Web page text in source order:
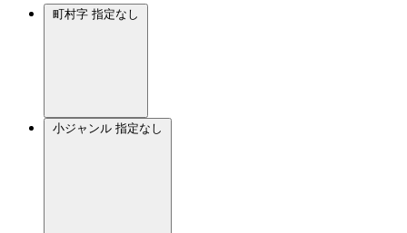
町村字 指定なし
小ジャンル 指定なし